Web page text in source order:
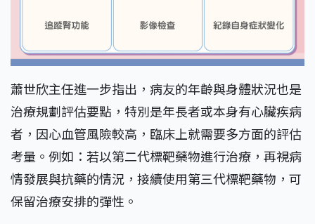
蕭世欣主任進一步指出，病友的年齡與身體狀況也是
治療規劃評估要點，特別是年長者或本身有心臟疾病
者，因心血管風險較高，臨床上就需要多方面的評估
考量。例如：若以第二代標靶藥物進行治療，再視病
情發展與抗藥的情況，接續使用第三代標靶藥物，可
保留治療安排的彈性。